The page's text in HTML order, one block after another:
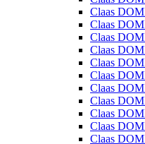
Claas
Claas
Claas
Claas
Claas
Claas
Claas
Claas
Claas
Claas
Claas